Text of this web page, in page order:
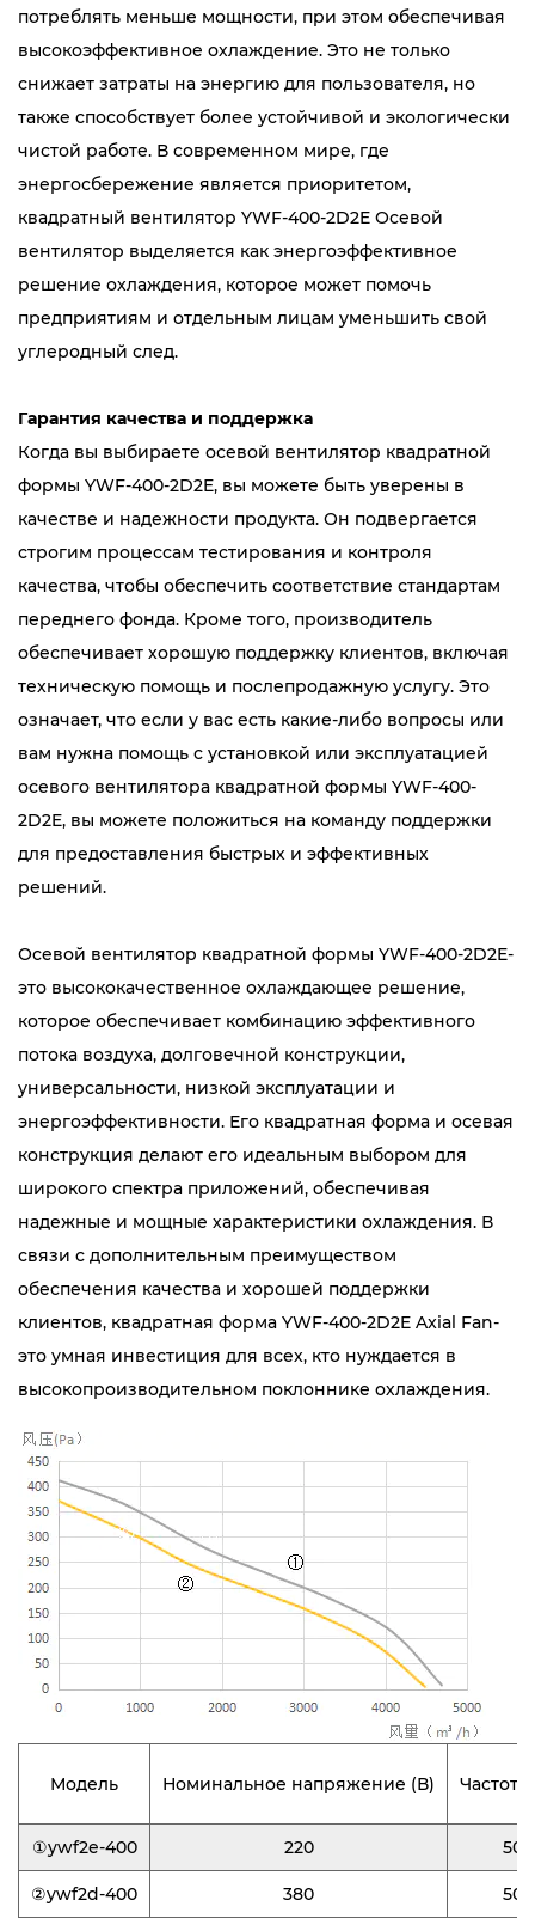
потреблять меньше мощности, при этом обеспечивая
высокоэффективное охлаждение. Это не только
снижает затраты на энергию для пользователя, но
также способствует более устойчивой и экологически
чистой работе. В современном мире, где
энергосбережение является приоритетом,
квадратный вентилятор YWF-400-2D2E Осевой
вентилятор выделяется как энергоэффективное
решение охлаждения, которое может помочь
предприятиям и отдельным лицам уменьшить свой
углеродный след.
Гарантия качества и поддержка
Когда вы выбираете осевой вентилятор квадратной
формы YWF-400-2D2E, вы можете быть уверены в
качестве и надежности продукта. Он подвергается
строгим процессам тестирования и контроля
качества, чтобы обеспечить соответствие стандартам
переднего фонда. Кроме того, производитель
обеспечивает хорошую поддержку клиентов, включая
техническую помощь и послепродажную услугу. Это
означает, что если у вас есть какие-либо вопросы или
вам нужна помощь с установкой или эксплуатацией
осевого вентилятора квадратной формы YWF-400-
2D2E, вы можете положиться на команду поддержки
для предоставления быстрых и эффективных
решений.
Осевой вентилятор квадратной формы YWF-400-2D2E-
это высококачественное охлаждающее решение,
которое обеспечивает комбинацию эффективного
потока воздуха, долговечной конструкции,
универсальности, низкой эксплуатации и
энергоэффективности. Его квадратная форма и осевая
конструкция делают его идеальным выбором для
широкого спектра приложений, обеспечивая
надежные и мощные характеристики охлаждения. В
связи с дополнительным преимуществом
обеспечения качества и хорошей поддержки
клиентов, квадратная форма YWF-400-2D2E Axial Fan-
это умная инвестиция для всех, кто нуждается в
высокопроизводительном поклоннике охлаждения.
Модель Номинальное напряжение (В) Частота
①ywf2e-400 220 50
②ywf2d-400 380 50